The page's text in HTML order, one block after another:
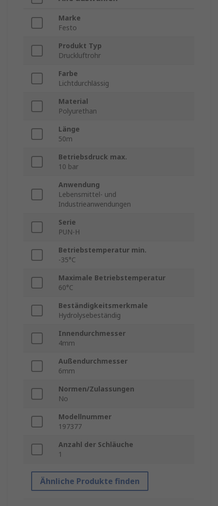
Marke
Festo
Produkt Typ
Druckluftrohr
Farbe
Lichtdurchlässig
Material
Polyurethan
Länge
50m
Betriebsdruck max.
10 bar
Anwendung
Lebensmittel- und
Industrieanwendungen
Serie
PUN-H
Betriebstemperatur min.
-35°C
Maximale Betriebstemperatur
60°C
Beständigkeitsmerkmale
Hydrolysebeständig
Innendurchmesser
4mm
Außendurchmesser
6mm
Normen/Zulassungen
No
Modellnummer
197377
Anzahl der Schläuche
1
Ähnliche Produkte finden